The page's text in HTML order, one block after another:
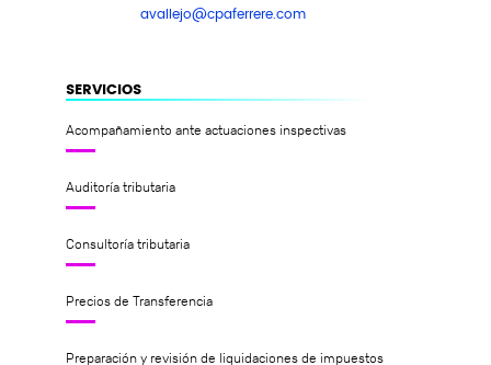
avallejo@cpaferrere.com
SERVICIOS
Acompañamiento ante actuaciones inspectivas
Auditoría tributaria
Consultoría tributaria
Precios de Transferencia
Preparación y revisión de liquidaciones de impuestos